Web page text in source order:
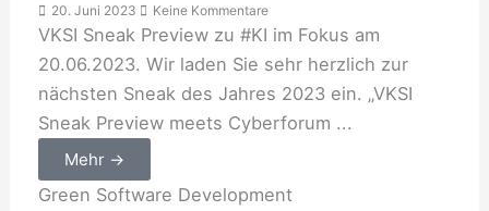
20. Juni 2023 Keine Kommentare
VKSI Sneak Preview zu #KI im Fokus am
20.06.2023. Wir laden Sie sehr herzlich zur
nächsten Sneak des Jahres 2023 ein. „VKSI
Sneak Preview meets Cyberforum ...
Mehr →
Green Software Development